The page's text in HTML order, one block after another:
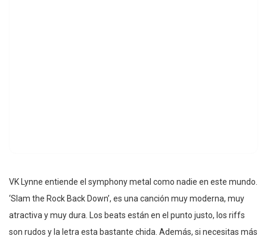
VK Lynne entiende el symphony metal como nadie en este mundo.
‘Slam the Rock Back Down’, es una canción muy moderna, muy
atractiva y muy dura. Los beats están en el punto justo, los riffs
son rudos y la letra esta bastante chida. Además, si necesitas más